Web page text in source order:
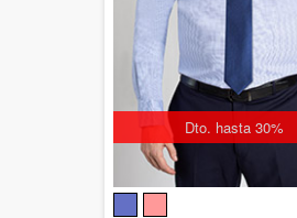
Dto. hasta 30%